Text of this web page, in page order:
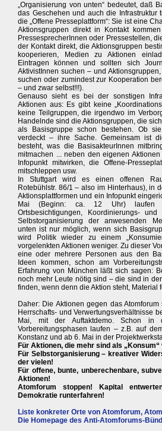
„Organisierung von unten“ bedeutet, daß
das Geschehen und auch die Infrastruktur
die „Offene Presseplattform“: Sie ist eine
Aktionsgruppen direkt in Kontakt
PressesprecherInnen oder Pressestellen,
der Kontakt direkt, die Aktionsgruppen
kooperieren, Medien zu Aktionen
Eintragen können und sollten sich
AktivistInnen suchen – und
suchen oder zumindest zur Kooperation
– und zwar selbst!!!).
Genauso sieht es bei der sonstigen
Aktionen aus: Es gibt keine
keine Teilgruppen, die irgendwo im
Handelnde sind die Aktionsgruppen, die
als Basisgruppe schon bestehen. Ob
verdeckt – ihre Sache. Gemeinsam ist
besteht, was die BasisakteurInnen
mitmachen ... neben den eigenen
Infopunkt mitwirken, die Offene-
mitschleppen usw.
In Stuttgart wird es einen offenen
Rotebühlstr. 86/1 – also im Hinterhaus), in
Aktionsplattformen und ein Infopunkt
Mai (Beginn: ca. 12 Uhr) laufen
Ortsbesichtigungen, Koordinierungs-
Selbstorganisierung der anwesenden
unten ist nur möglich, wenn sich
wird Politik wieder zu einem
vorgelenkten Aktionen weniger. Zu dieser
eine oder mehrere Personen aus den
Ideen kommen, schon am
Erfahrung von München läßt sich sagen:
noch mehr Leute nötig sind – die sind in
finden, wenn denn die Aktion steht, Material
Daher: Die Aktionen gegen das
Herrschafts- und Verwertungsverhältnisse
Mai, mit der Auftaktdemo. Schon in
Vorbereitungsphasen laufen – z.B. auf
Konstanz und ab 6. Mai in der
Für Aktionen, die mehr sind als
Für Selbstorganisierung – kreativer
der vielen!
Für offene, bunte, unberechenbare,
Aktionen!
Atomforum stoppen! Kapital
Demokratie runterfahren!
Liste konkreter Orte von Atomforum,
Die Homepage des Anti-Atomforums-